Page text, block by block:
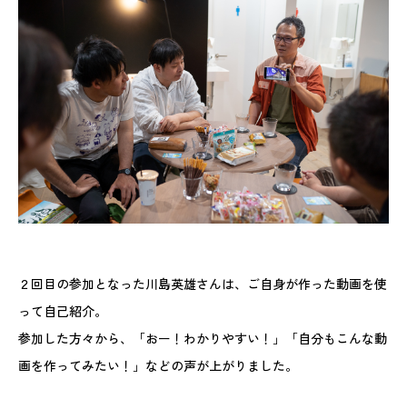
２回目の参加となった川島英雄さんは、ご自身が作った動画を使
って自己紹介。
参加した方々から、「おー！わかりやすい！」「自分もこんな動
画を作ってみたい！」などの声が上がりました。